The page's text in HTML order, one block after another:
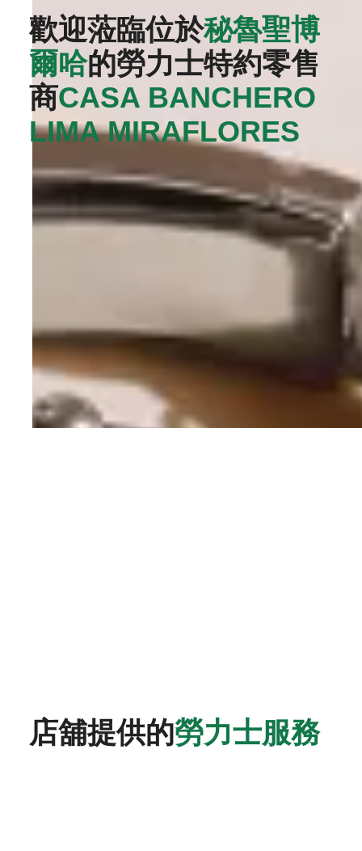
歡迎蒞臨位於秘魯聖博
爾哈的勞力士特約零售
商‭CASA BANCHERO
LIMA MIRAFLORES‬
店舖提供的勞力士服務